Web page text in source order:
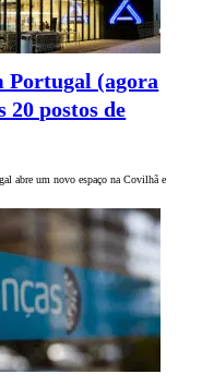
Portugal (agora
postos de
abre um novo espaço na Covilhã e